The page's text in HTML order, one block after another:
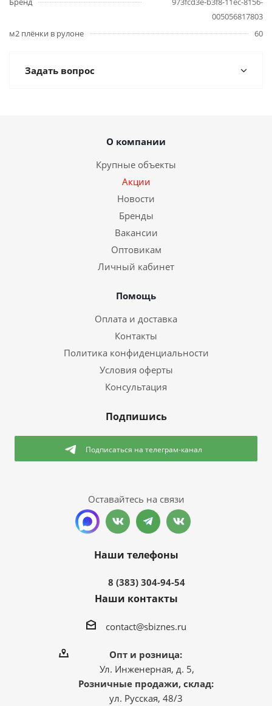
005056817803
м2 плёнки в рулоне
60
Задать вопрос
О компании
Крупные объекты
Акции
Новости
Бренды
Вакансии
Оптовикам
Личный кабинет
Помощь
Оплата и доставка
Контакты
Политика конфиденциальности
Условия оферты
Консультация
Подпишись
Подписаться на телеграм-канал
Оставайтесь на связи
Наши телефоны
8 (383) 304-94-54
Наши контакты
contact@sbiznes.ru
Опт и розница:
Ул. Инженерная, д. 5,
Розничные продажи, склад:
ул. Русская, 48/3